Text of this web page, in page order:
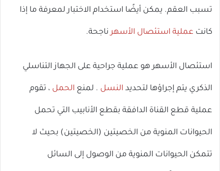
تسبب العقم. يمكن أيضًا استخدام الاختبار لمعرفة ما إذا
كانت عملية استئصال الأسهر ناجحة.
استئصال الأسهر هو عملية جراحية على الجهاز التناسلي
الذكري يتم إجراؤها لتحديد النسل . لمنع الحمل ، تقوم
عملية قطع القناة الدافقة بقطع الأنابيب التي تحمل
الحيوانات المنوية من الخصيتين (الخصيتين) بحيث لا
تتمكن الحيوانات المنوية من الوصول إلى السائل